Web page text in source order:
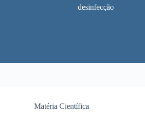
desinfecção
Matéria Científica